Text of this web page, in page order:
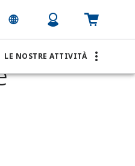
LE NOSTRE ATTIVITÀ